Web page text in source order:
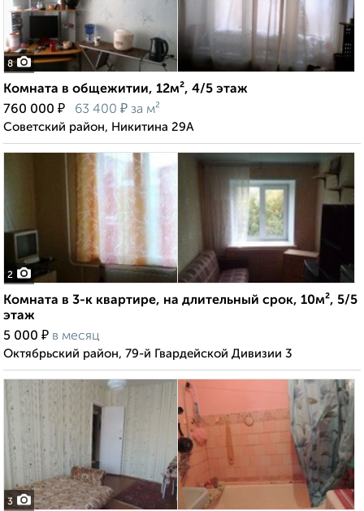
8
Комната в общежитии, 12м², 4/5 этаж
760 000 ₽ 63 400 ₽ за м²
Советский район, Никитина 29А
2
Комната в 3-к квартире, на длительный срок, 10м², 5/5
этаж
5 000 ₽ в месяц
Октябрьский район, 79-й Гвардейской Дивизии 3
3